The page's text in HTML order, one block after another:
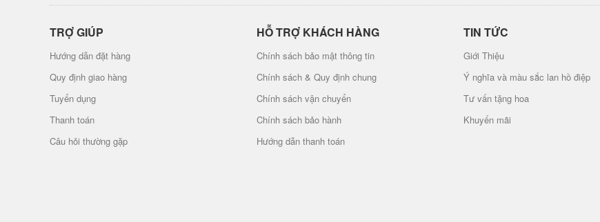
TRỢ GIÚP
Hướng dẫn đặt hàng
Quy định giao hàng
Tuyển dụng
Thanh toán
Câu hỏi thường gặp
HỖ TRỢ KHÁCH HÀNG
Chính sách bảo mật thông tin
Chính sách & Quy định chung
Chính sách vận chuyển
Chính sách bảo hành
Hướng dẫn thanh toán
TIN TỨC
Giới Thiệu
Ý nghĩa và màu sắc lan hồ điệp
Tư vấn tặng hoa
Khuyến mãi